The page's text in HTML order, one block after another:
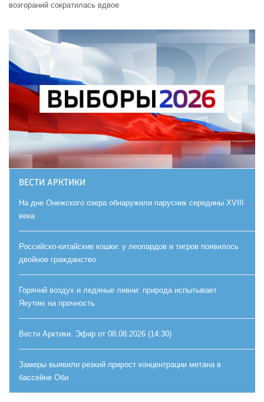
возгораний сократилась вдвое
ВЕСТИ АРКТИКИ
На дне Онежского озера обнаружили парусник середины XVIII
века
Российско-китайские кошки: у леопардов и тигров появилось
двойное гражданство
Горячий воздух и ледяные ливни: природа испытывает
Якутию на прочность
Вести Арктики. Эфир от 08.08.2026 (14:30)
Замеры выявили резкий прирост концентрации метана в
бассейне Оби